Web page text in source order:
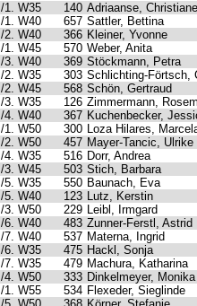
/1. W35 140 Adriaanse, Christiane
/1. W40 657 Sattler, Bettina
/2. W40 366 Kleiner, Yvonne
/1. W45 570 Weber, Anita
/3. W40 369 Stöckmann, Petra
/2. W35 303 Schlichting-Förtsch,
/2. W45 568 Schön, Gertraud
/3. W35 126 Zimmermann,
/4. W40 367 Kuchenbecker,
/1. W50 300 Loza Hilares,
/2. W50 457 Mayer-Tancic, Ulrike
/4. W35 516 Dorr, Andrea
/3. W45 503 Stich, Barbara
/5. W35 550 Baunach, Eva
/5. W40 123 Lutz, Kerstin
/3. W50 229 Leibl, Irmgard
/6. W40 483 Zunner-Ferstl, Astrid
/7. W40 537 Materna, Ingrid
/6. W35 475 Hackl, Sonja
/7. W35 479 Machura, Katharina
/4. W50 333 Dinkelmeyer, Monika
/1. W55 534 Flexeder, Sieglinde